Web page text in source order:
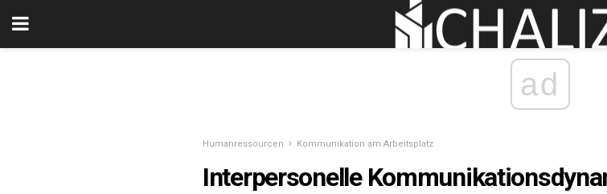
ad
Humanressourcen Kommunikation am Arbeitsplatz
Interpersonelle